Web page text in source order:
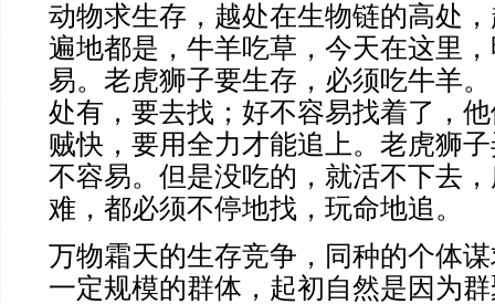
动物求生存，越处在生物链的高处
遍地都是，牛羊吃草，今天在这里
易。老虎狮子要生存，必须吃牛羊
处有，要去找；好不容易找着了，
贼快，要用全力才能追上。老虎狮
不容易。但是没吃的，就活不下去
难，都必须不停地找，玩命地追。
万物霜天的生存竞争，同种的个体
一定规模的群体，起初自然是因为